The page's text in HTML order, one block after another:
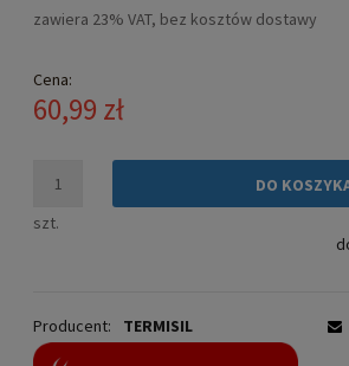
zawiera 23% VAT, bez kosztów dostawy
Cena:
60,99 zł
szt.
DO
Producent: TERMISIL